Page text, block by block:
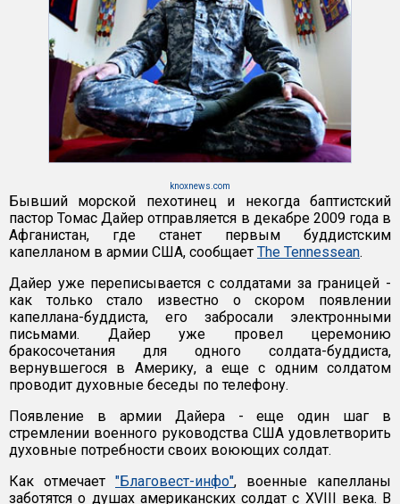
knoxnews.com
Бывший морской пехотинец и некогда баптистский
пастор Томас Дайер отправляется в декабре 2009 года в
Афганистан, где станет первым буддистским
капелланом в армии США, сообщает The Tennessean.
Дайер уже переписывается с солдатами за границей -
как только стало известно о скором появлении
капеллана-буддиста, его забросали электронными
письмами. Дайер уже провел церемонию
бракосочетания для одного солдата-буддиста,
вернувшегося в Америку, а еще с одним солдатом
проводит духовные беседы по телефону.
Появление в армии Дайера - еще один шаг в
стремлении военного руководства США удовлетворить
духовные потребности своих воюющих солдат.
Как отмечает "Благовест-инфо", военные капелланы
заботятся о душах американских солдат с XVIII века. В